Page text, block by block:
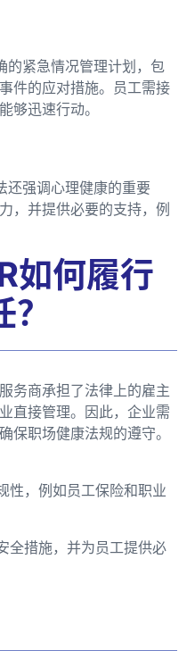
的紧急情况管理计划，包
件的应对措施。员工需接
够迅速行动。
还强调心理健康的重要
，并提供必要的支持，例
如何履行
务商承担了法律上的雇主
直接管理。因此，企业需
保职场健康法规的遵守。
性，例如员工保险和职业
全措施，并为员工提供必